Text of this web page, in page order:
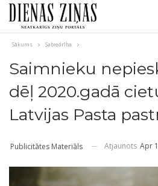
Sākums Sabiedrība
Saimnieku
dēļ 2020.gadā
Latvijas Pasta
Publicitātes Materiāls Atjaunots Apr